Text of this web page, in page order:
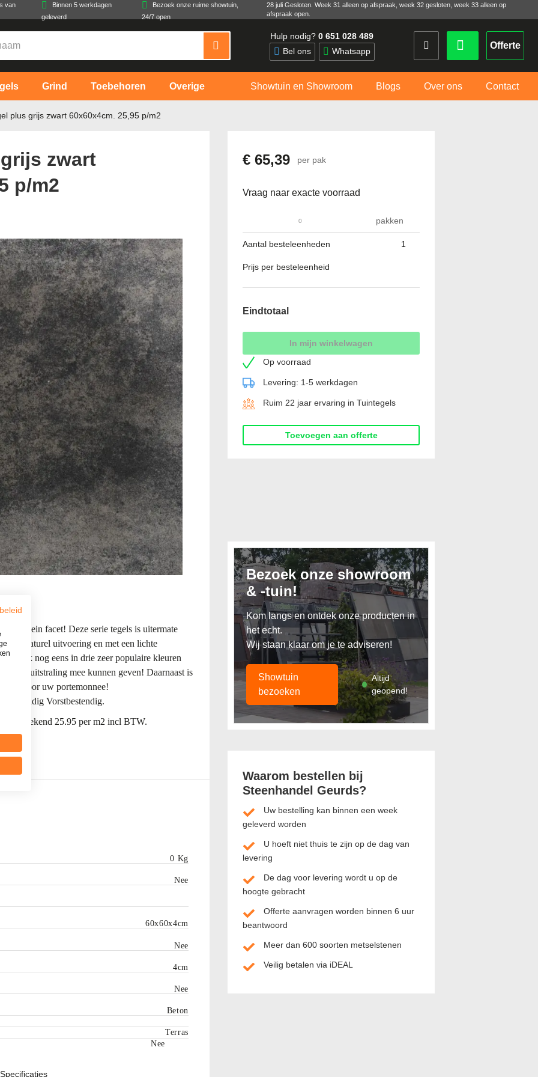
van
Binnen 5 werkdagen
geleverd
Bezoek onze ruime showtuin,
24/7 open
28 juli Gesloten. Week 31 alleen op afspraak, week 32 gesloten, week 33 alleen op
afspraak open.
Hulp nodig?0 651 028 489
Bel ons
Whatsapp
Offerte
Grind Toebehoren Overige Showtuin en Showroom Blogs Over ons Contact
plus grijs zwart 60x60x4cm. 25,95 p/m2
zwart
p/m2
€ 65,39 per pak
Vraag naar exacte voorraad
pakken
Aantal besteleenheden
Prijs per besteleenheid
Eindtotaal
In mijn winkelwagen
Op voorraad
Levering: 1-5 werkdagen
Ruim 22 jaar ervaring in Tuintegels
Toevoegen aan offerte
met klein facet! Deze serie tegels is uitermate
een naturel uitvoering en met een lichte
ook nog eens in drie zeer populaire kleuren
uitstraling mee kunnen geven! Daarnaast is
voor uw portemonnee!
Vorstbestendig.
omgerekend 25.95 per m2 incl BTW.
0 Kg
Nee
60x60x4cm
Nee
4cm
Nee
Beton
Terras
Nee
Specificaties
Bezoek onze showroom
& -tuin!
Kom langs en ontdek onze producten in
het echt.
Wij staan klaar om je te adviseren!
Showtuin
bezoeken
Altijd
geopend!
Waarom bestellen bij
Steenhandel Geurds?
Uw bestelling kan binnen een week
geleverd worden
U hoeft niet thuis te zijn op de dag van
levering
De dag voor levering wordt u op de
hoogte gebracht
Offerte aanvragen worden binnen 6 uur
beantwoord
Meer dan 600 soorten metselstenen
Veilig betalen via iDEAL